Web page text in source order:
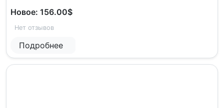
Новое: 156.00$
Нет отзывов
Подробнее